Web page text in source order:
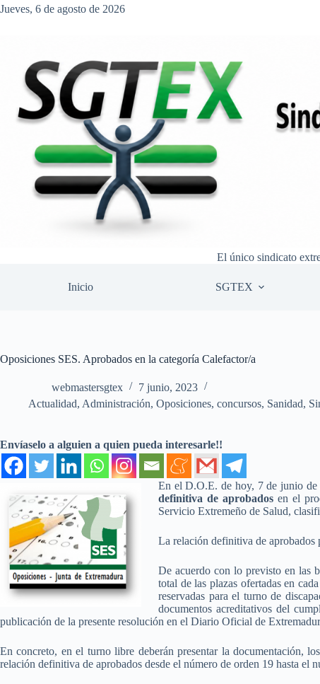
Saltar
Jueves, 6 de agosto de 2026
El único sindicato
Inicio SGTEX
Oposiciones SES. Aprobados en la categoría Calefactor/a
webmastersgtex
7 junio, 2023
Actualidad, Administración, Oposiciones, concursos, Sanidad,
Envíaselo a alguien a quien pueda interesarle!!
En el D.O.E. de hoy, 7 de junio de
definitiva de aprobadosen el
Servicio Extremeño de Salud,
La relación definitiva de aprobados
De acuerdo con lo previsto en las
total de las plazas ofertadas en
reservadas para el turno de
documentos acreditativos del
publicación de la presente resolución en el Diario Oficial de
En concreto, en el turno libre deberán presentar la documentación,
relación definitiva de aprobados desde el número de orden 19 hasta el